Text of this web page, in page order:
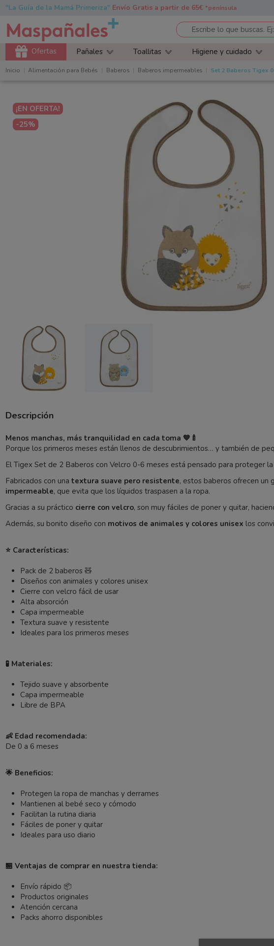
"La Guía de la Mamá Primeriza" Envío Gratis a partir de 65€*península
Ofertas Pañales Toallitas Higiene y cuidado
Inicio Alimentación para Bebés Baberos Baberos impermeables Set 2 Baberos Tigex
¡EN OFERTA!
-25%
Descripción
Menos manchas, más tranquilidad en cada toma 💙🍼
Porque los primeros meses están llenos de descubrimientos… y también de
El Tigex Set de 2 Baberos con Velcro 0-6 meses está pensado para proteger
Fabricados con unatextura suave pero resistente, estos baberos ofrecen un
impermeable, que evita que los líquidos traspasen a la ropa.
Gracias a su práctico cierre con velcro, son muy fáciles de poner y quitar,
Además, su bonito diseño con motivos de animales y colores unisex los
⭐ Características:
Pack de 2 baberos 🧸
Diseños con animales y colores unisex
Cierre con velcro fácil de usar
Alta absorción
Capa impermeable
Textura suave y resistente
Ideales para los primeros meses
🧪 Materiales:
Tejido suave y absorbente
Capa impermeable
Libre de BPA
👶 Edad recomendada:
De 0 a 6 meses
🌟 Beneficios:
Protegen la ropa de manchas y derrames
Mantienen al bebé seco y cómodo
Facilitan la rutina diaria
Fáciles de poner y quitar
Ideales para uso diario
🏪 Ventajas de comprar en nuestra tienda:
Envío rápido 📦
Productos originales
Atención cercana
Packs ahorro disponibles